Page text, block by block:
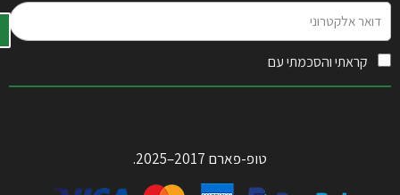
אלקטרוני
קראתי והסכמתי עם
טופ-פארם 2017–2025.